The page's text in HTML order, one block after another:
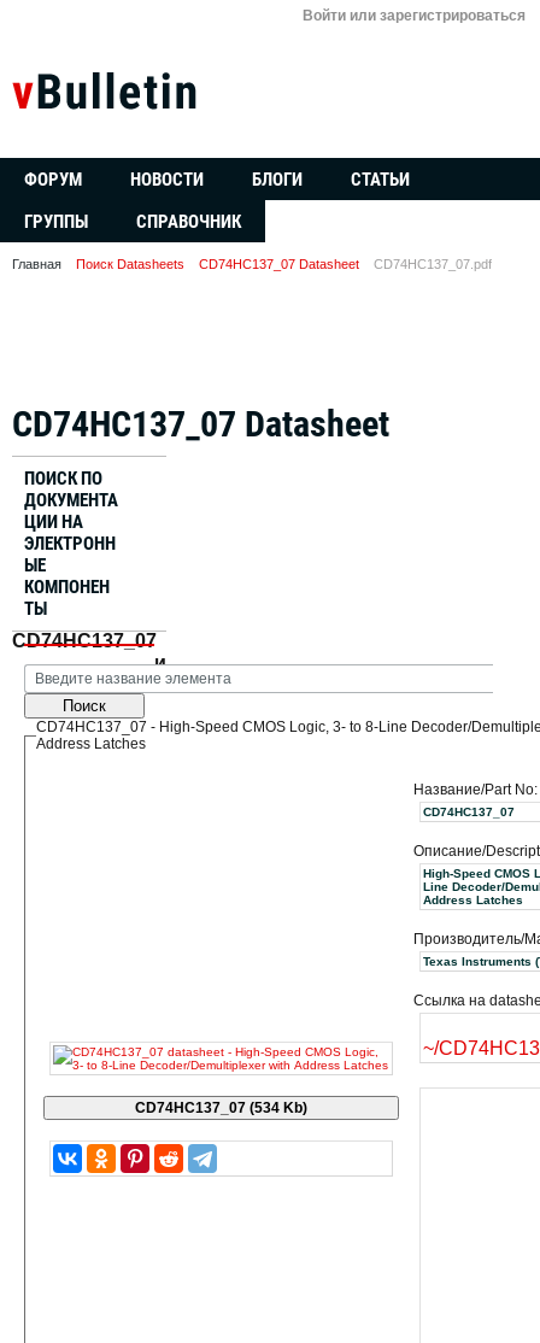
Войти или зарегистрироваться
ФОРУМ НОВОСТИ БЛОГИ
СТАТЬИ
ГРУППЫ
СПРАВОЧНИК
Главная Поиск Datasheets CD74HC137_07 Datasheet CD74HC137_07.pdf
CD74HC137_07 Datasheet
ПОИСК ПО
ДОКУМЕНТА
ЦИИ НА
ЭЛЕКТРОНН
ЫЕ
КОМПОНЕН
ТЫ
Поиск
CD74HC137_07 - High-Speed CMOS Logic, 3- to 8-Line Decoder/
Address Latches
Название/Part No:
CD74HC137_07
Описание/
High-Speed CMOS
Line Decoder/
Address Latches
Производитель/
Ссылка на
~/
CD74HC137_07
и